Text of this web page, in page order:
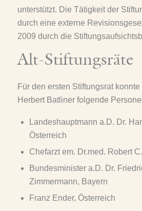
unterstützt. Die Tätigkeit der
durch eine externe
2009 durch die
Alt-Stiftungsräte
Für den ersten Stiftungsrat konnte
Herbert Batliner folgende
Landeshauptmann a.D. Dr.
Österreich
Chefarzt em. Dr.med. Robert
Bundesminister a.D. Dr.
Zimmermann, Bayern
Franz Ender, Österreich